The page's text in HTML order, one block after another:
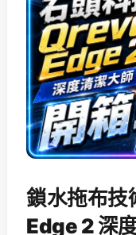
鎖水拖布技
Edge 2 深